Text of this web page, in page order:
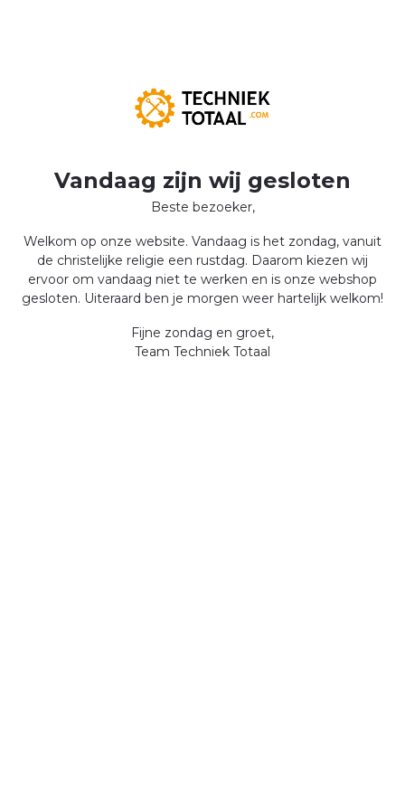
Vandaag zijn wij gesloten
Beste bezoeker,
Welkom op onze website. Vandaag is het zondag, vanuit
de christelijke religie een rustdag. Daarom kiezen wij
ervoor om vandaag niet te werken en is onze webshop
gesloten. Uiteraard ben je morgen weer hartelijk welkom!
Fijne zondag en groet,
Team Techniek Totaal